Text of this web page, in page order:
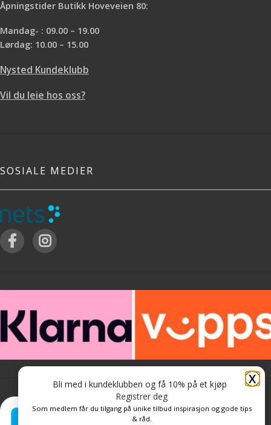
Åpningstider Butikk Hoveveien 80:
Mandag- : 09.00 – 19.00
Lørdag: 10.00 – 15.00
Nysted Kundeklubb
Vil du leie hos oss?
SOSIALE MEDIER
X
Bli med i kundeklubben og få 10% på et kjøp
Registrer deg
Som medlem får du tilgang på unike tilbud inspirasjon og gode tips
& råd.